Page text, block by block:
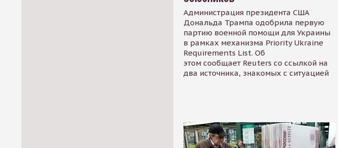
Администрация президента США
Дональда Трампа одобрила первую
партию военной помощи для Украины
в рамках механизма Priority Ukraine
Requirements List. Об
этом сообщает Reuters со ссылкой на
два источника, знакомых с ситуацией